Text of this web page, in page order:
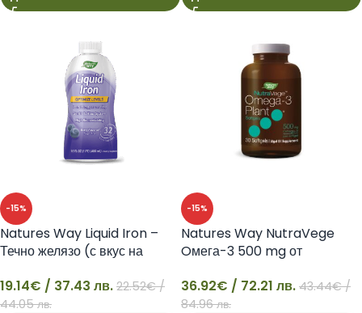
-15%
19
Natures Way Liquid Iron –
Течно желязо (с вкус на
19.14€ / 37.43 лв. 22.52€/
44.05 лв.
-15%
36
Natures Way NutraVege
Oмега-3 500 mg от
36.92€ / 72.21 лв. 43.44€/
84.96 лв.